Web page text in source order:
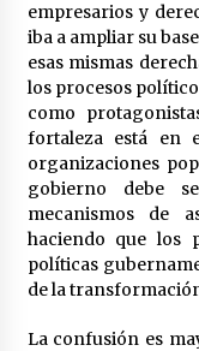
empresarios y
iba a ampliar su
esas mismas
los procesos
como
fortaleza está en
organizaciones
gobierno debe
mecanismos de
haciendo que los
políticas
de la
La confusión es